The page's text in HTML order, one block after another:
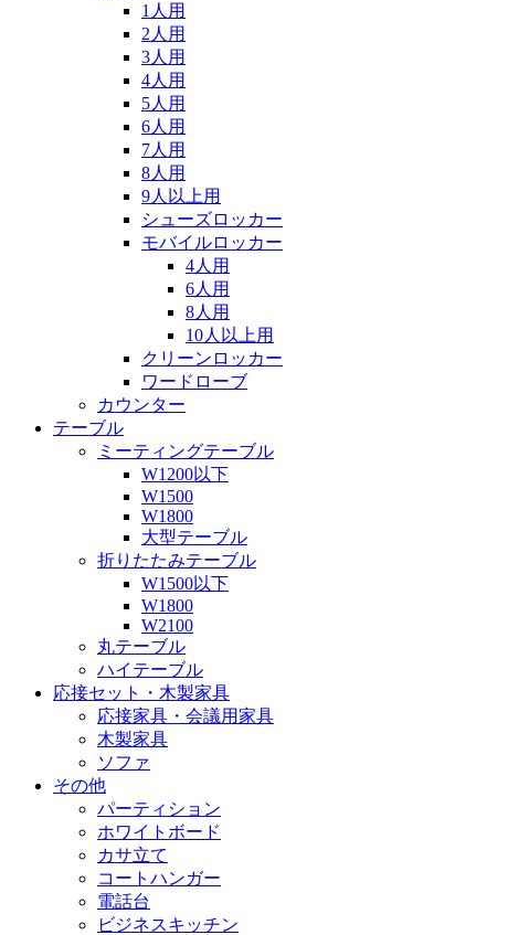
1人用
2人用
3人用
4人用
5人用
6人用
7人用
8人用
9人以上用
シューズロッカー
モバイルロッカー
4人用
6人用
8人用
10人以上用
クリーンロッカー
ワードローブ
カウンター
テーブル
ミーティングテーブル
W1200以下
W1500
W1800
大型テーブル
折りたたみテーブル
W1500以下
W1800
W2100
丸テーブル
ハイテーブル
応接セット・木製家具
応接家具・会議用家具
木製家具
ソファ
その他
パーティション
ホワイトボード
カサ立て
コートハンガー
電話台
ビジネスキッチン